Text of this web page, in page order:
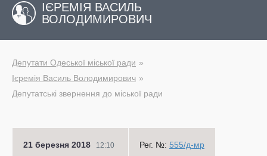
ІЄРЕМІЯ ВАСИЛЬ
ВОЛОДИМИРОВИЧ
Депутати Одеської міської ради
Ієремія Василь Володимирович
Депутатські звернення до міської ради
21 березня 2018 12:10 Рег. №: 555/д-мр